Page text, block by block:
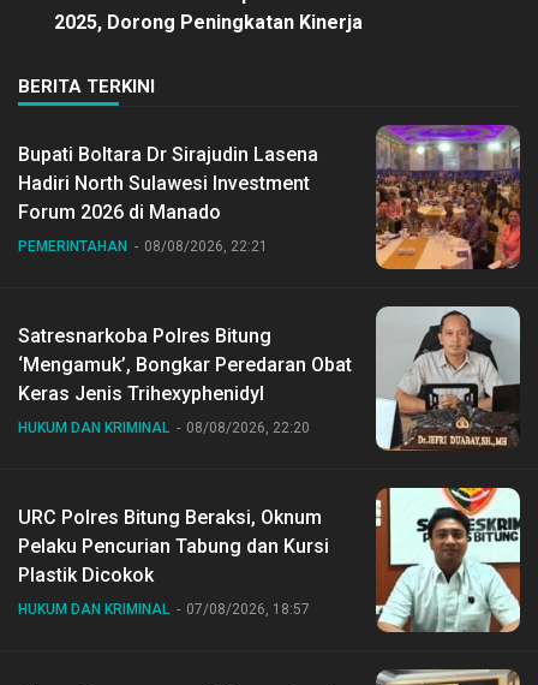
2025, Dorong Peningkatan Kinerja
BERITA TERKINI
Bupati Boltara Dr Sirajudin Lasena
Hadiri North Sulawesi Investment
Forum 2026 di Manado
PEMERINTAHAN 08/08/2026, 22:21
Satresnarkoba Polres Bitung
‘Mengamuk’, Bongkar Peredaran Obat
Keras Jenis Trihexyphenidyl
HUKUM DAN KRIMINAL 08/08/2026, 22:20
URC Polres Bitung Beraksi, Oknum
Pelaku Pencurian Tabung dan Kursi
Plastik Dicokok
HUKUM DAN KRIMINAL 07/08/2026, 18:57